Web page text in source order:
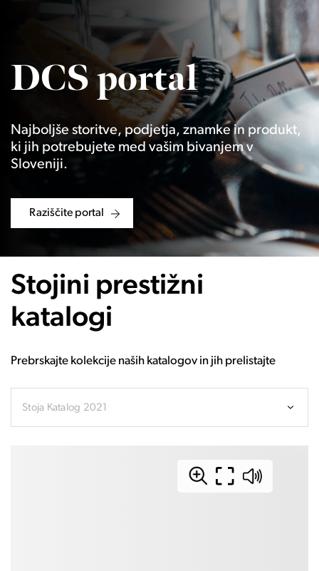
DCS portal
Najboljše storitve, podjetja, znamke in produkt,
ki jih potrebujete med vašim bivanjem v
Sloveniji.
Raziščite portal
Stojini prestižni
katalogi
Prebrskajte kolekcije naših katalogov in jih prelistajte
Stoja Katalog 2021